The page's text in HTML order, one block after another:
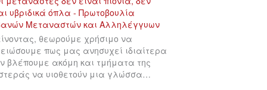
θεωρούμε χρήσιμο να
πως μας ανησυχεί ιδιαίτερα
βλέπουμε ακόμη και τμήματα της
να υιοθετούν μια γλώσσα…